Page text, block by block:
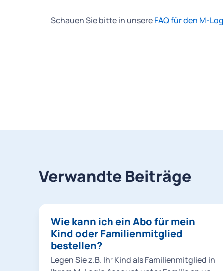
Schauen Sie bitte in unsereFAQ für den M-
Verwandte Beiträge
Wie kann ich ein Abo für mein
Kind oder Familienmitglied
bestellen?
Legen Sie z.B. Ihr Kind als Familienmitglied in